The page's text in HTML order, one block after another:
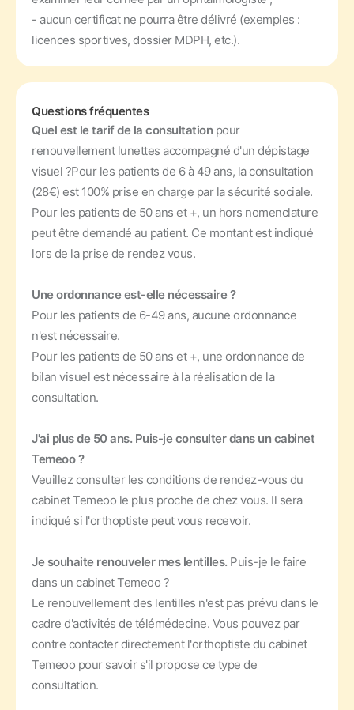
- aucun certificat ne pourra être délivré (exemples :
licences sportives, dossier MDPH, etc.).
Questions fréquentes
Quel est le tarif de la consultation pour
renouvellement lunettes accompagné d'un dépistage
visuel ?Pour les patients de 6 à 49 ans, la consultation
(28€) est 100% prise en charge par la sécurité sociale.
Pour les patients de 50 ans et +, un hors nomenclature
peut être demandé au patient. Ce montant est indiqué
lors de la prise de rendez vous.
Une ordonnance est-elle nécessaire ?
Pour les patients de 6-49 ans, aucune ordonnance
n'est nécessaire.
Pour les patients de 50 ans et +, une ordonnance de
bilan visuel est nécessaire à la réalisation de la
consultation.
J'ai plus de 50 ans. Puis-je consulter dans un cabinet
Temeoo ?
Veuillez consulter les conditions de rendez-vous du
cabinet Temeoo le plus proche de chez vous. Il sera
indiqué si l'orthoptiste peut vous recevoir.
Je souhaite renouveler mes lentilles. Puis-je le faire
dans un cabinet Temeoo ?
Le renouvellement des lentilles n'est pas prévu dans le
cadre d'activités de télémédecine. Vous pouvez par
contre contacter directement l'orthoptiste du cabinet
Temeoo pour savoir s'il propose ce type de
consultation.